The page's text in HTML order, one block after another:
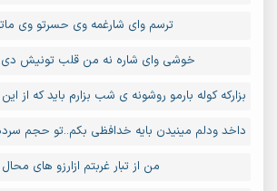
ترسم وای شارغمه وی حسرتو وی
خوشی وای شاره نه من قلب تونیش دی
من از تبار غربتم ازارزو های محال